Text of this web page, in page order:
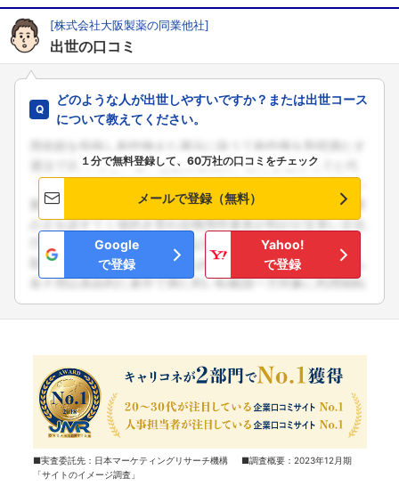
[株式会社大阪製薬の同業他社]
出世の口コミ
どのような人が出世しやすいですか？または出世コース
について教えてください。
１分で無料登録して、60万社の口コミをチェック
メールで登録（無料）
Google
で登録
Yahoo!
で登録
■実査委託先：日本マーケティングリサーチ機構 ■調査概要：2023年12月期
「サイトのイメージ調査」